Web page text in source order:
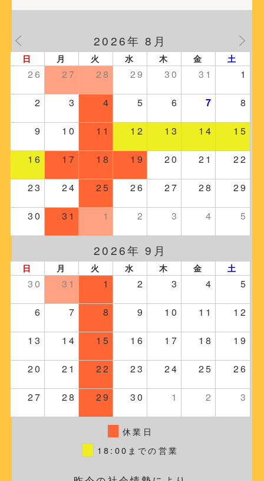
2026年 8月
日 月 火 水 木 金 土
26 27 28 29 30 31 1
2 3 4 5 6 7 8
9 10 11 12 13 14 15
16 17 18 19 20 21 22
23 24 25 26 27 28 29
30 31 1 2 3 4 5
2026年 9月
日 月 火 水 木 金 土
30 31 1 2 3 4 5
6 7 8 9 10 11 12
13 14 15 16 17 18 19
20 21 22 23 24 25 26
27 28 29 30 1 2 3
休業日
18:00までの営業